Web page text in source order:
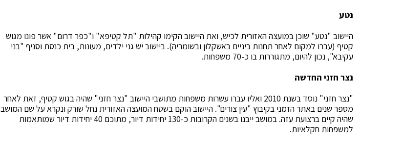
נטע
היישוב "נטע" שוכן במועצה האזורית לכיש, ואת היישוב הקימו קהילות "תל קטיפא" ו"כפר דרום" אשר פונו מגוש
קטיף (עברו למקום לאחר תחנות ביניים באשקלון ובשומריה). ביישוב יש גני ילדים, מעונות, בית כנסת וסניף "בני
עקיבא", נכון להיום, מתגוררות בו כ-70 משפחות.
נצר חזני החדשה
"נצר חזני" נוסד בשנת 2010 ואליו עברו עשרות משפחות מתושבי היישוב "נצר חזני" שהיה בגוש קטיף, זאת לאחר
מספר שנים באתר הזמני בקיבוץ "עין צורים". היישוב הוקם בשטח המועצה האזורית נחל שורק ונקרא על שם המושב
שהיה קיים ברצועת עזה. במושב ייבנו בשנים הקרובות כ-130 יחידות דיור, מתוכם 40 יחידות דיור שמותאמות
למשפחות חקלאיות.